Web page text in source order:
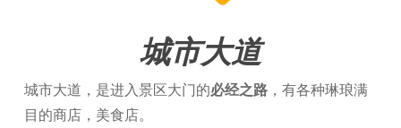
城市大道
城市大道，是进入景区大门的必经之路，有各种琳琅满
目的商店，美食店。